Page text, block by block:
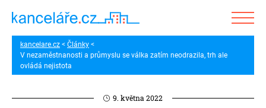
kancelare.cz
Články
V nezaměstnanosti a průmyslu se válka zatím neodrazila, trh ale
ovládá nejistota
9. května 2022